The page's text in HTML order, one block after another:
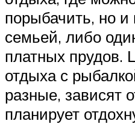
порыбачить, но и
семьей, либо
платных прудов.
отдыха с
разные, зависят
планирует